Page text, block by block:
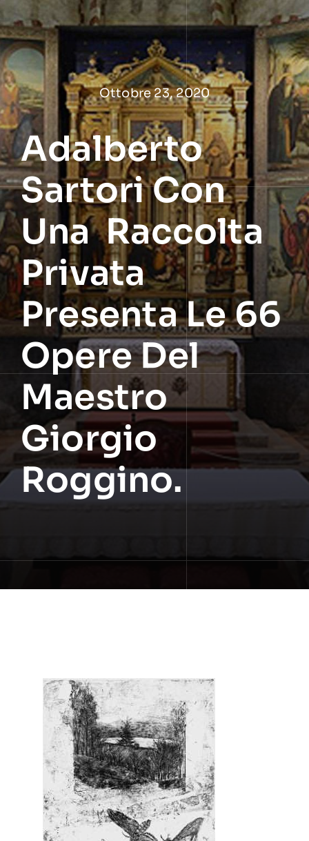
Salta
al
contenuto
Ottobre 23, 2020
Adalberto
Sartori Con
Una Raccolta
Privata
Presenta Le 66
Opere Del
Maestro
Giorgio
Roggino.